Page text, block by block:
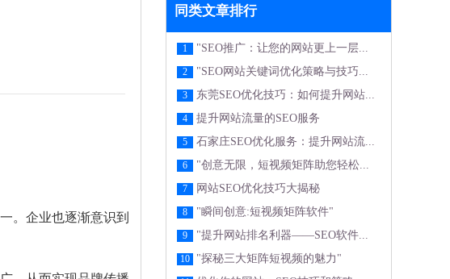
。企业也逐渐意识到
同类文章排行
1 "SEO推广：让您的网站更上一层...
2 "SEO网站关键词优化策略与技巧...
3 东莞SEO优化技巧：如何提升网站...
4 提升网站流量的SEO服务
5 石家庄SEO优化服务：提升网站流...
6 "创意无限，短视频矩阵助您轻松...
7 网站SEO优化技巧大揭秘
8 "瞬间创意:短视频矩阵软件"
9 "提升网站排名利器——SEO软件...
10 "探秘三大矩阵短视频的魅力"